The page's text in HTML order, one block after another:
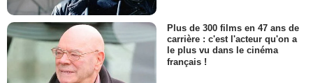
Plus de 300 films en 47 ans de
carrière : c'est l'acteur qu'on a
le plus vu dans le cinéma
français !